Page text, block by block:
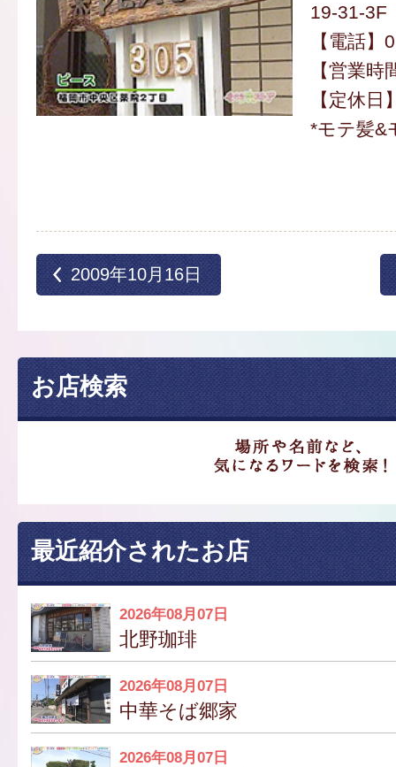
19-31-3F
【電話
【営業
【定休日
*モテ髪&
2009年10月16日
お店検索
最近紹介されたお店
2026年08月07日
北野珈琲
2026年08月07日
中華そば郷家
2026年08月07日